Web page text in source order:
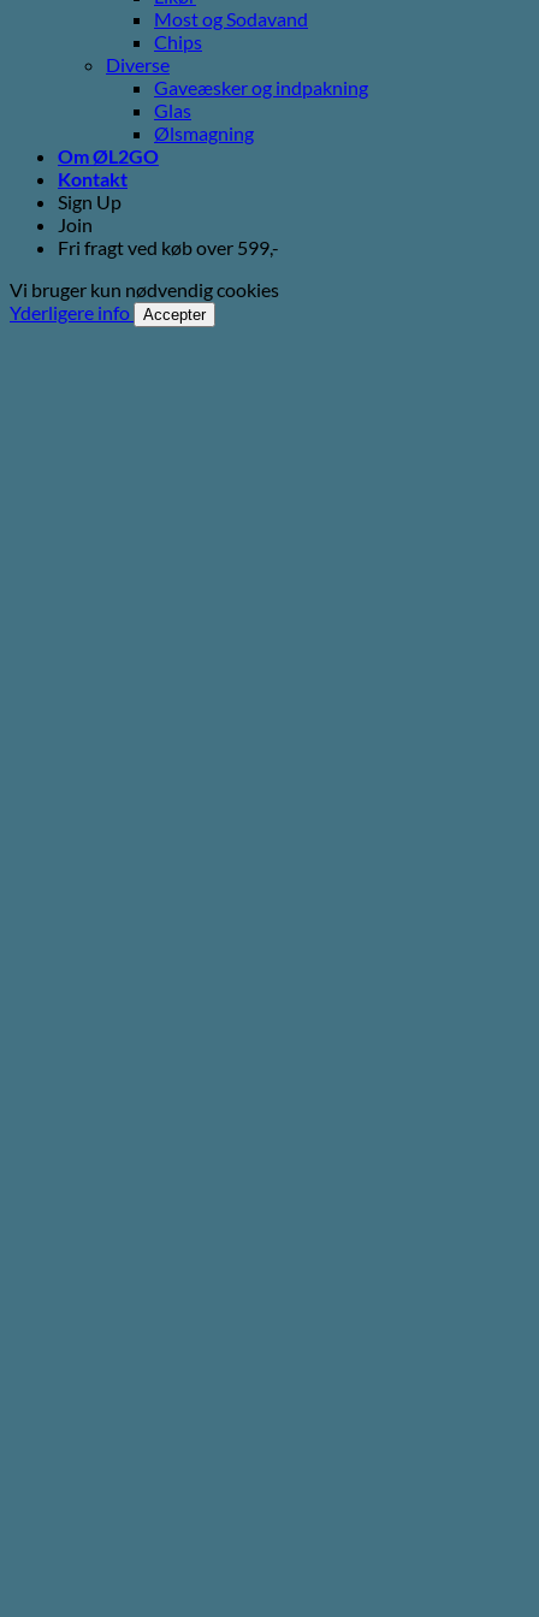
Most og Sodavand
Chips
Diverse
Gaveæsker og indpakning
Glas
Ølsmagning
Om ØL2GO
Kontakt
Sign Up
Join
Fri fragt ved køb over 599,-
Vi bruger kun nødvendig cookies
Yderligere info
Accepter